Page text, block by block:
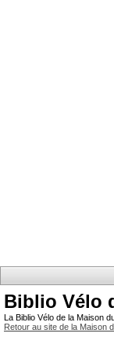
Biblio Vélo
La Biblio Vélo de la Maison
Retour au site de la Maison